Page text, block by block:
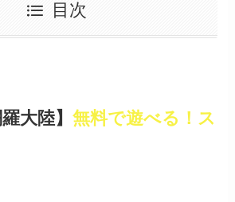
目次
大陸】 無料で遊べる！ス